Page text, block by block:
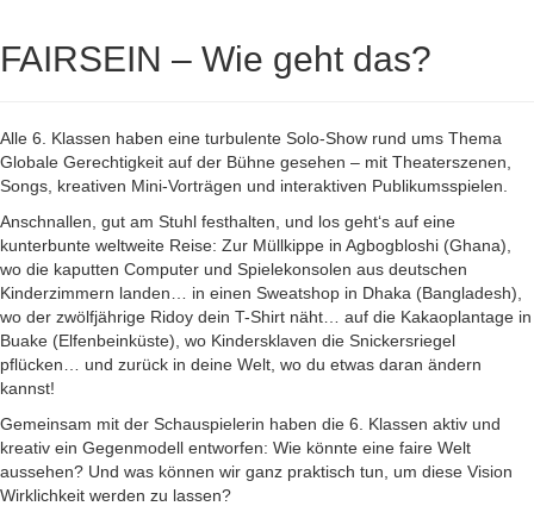
FAIRSEIN – Wie geht das?
Alle 6. Klassen haben eine turbulente Solo-Show rund ums Thema
Globale Gerechtigkeit auf der Bühne gesehen – mit Theaterszenen,
Songs, kreativen Mini-Vorträgen und interaktiven Publikumsspielen.
Anschnallen, gut am Stuhl festhalten, und los geht‘s auf eine
kunterbunte weltweite Reise: Zur Müllkippe in Agbogbloshi (Ghana),
wo die kaputten Computer und Spielekonsolen aus deutschen
Kinderzimmern landen… in einen Sweatshop in Dhaka (Bangladesh),
wo der zwölfjährige Ridoy dein T-Shirt näht… auf die Kakaoplantage in
Buake (Elfenbeinküste), wo Kindersklaven die Snickersriegel
pflücken… und zurück in deine Welt, wo du etwas daran ändern
kannst!
Gemeinsam mit der Schauspielerin haben die 6. Klassen aktiv und
kreativ ein Gegenmodell entworfen: Wie könnte eine faire Welt
aussehen? Und was können wir ganz praktisch tun, um diese Vision
Wirklichkeit werden zu lassen?